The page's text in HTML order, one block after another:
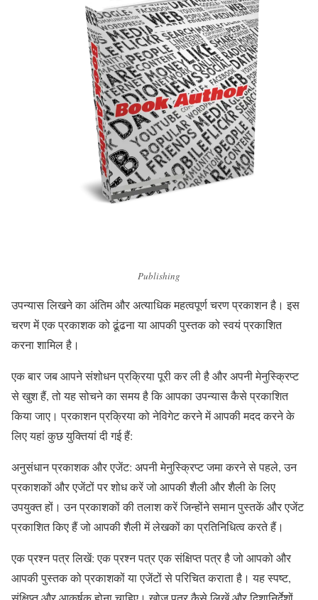
Publishing
उपन्यास लिखने का अंतिम और अत्याधिक महत्वपूर्ण चरण प्रकाशन है। इस
चरण में एक प्रकाशक को ढूंढना या आपकी पुस्तक को स्वयं प्रकाशित
करना शामिल है।
एक बार जब आपने संशोधन प्रक्रिया पूरी कर ली है और अपनी मेनुस्क्रिप्ट
से खुश हैं, तो यह सोचने का समय है कि आपका उपन्यास कैसे प्रकाशित
किया जाए। प्रकाशन प्रक्रिया को नेविगेट करने में आपकी मदद करने के
लिए यहां कुछ युक्तियां दी गई हैं:
अनुसंधान प्रकाशक और एजेंट: अपनी मेनुस्क्रिप्ट जमा करने से पहले, उन
प्रकाशकों और एजेंटों पर शोध करें जो आपकी शैली और शैली के लिए
उपयुक्त हों। उन प्रकाशकों की तलाश करें जिन्होंने समान पुस्तकें और एजेंट
प्रकाशित किए हैं जो आपकी शैली में लेखकों का प्रतिनिधित्व करते हैं।
एक प्रश्न पत्र लिखें: एक प्रश्न पत्र एक संक्षिप्त पत्र है जो आपको और
आपकी पुस्तक को प्रकाशकों या एजेंटों से परिचित कराता है। यह स्पष्ट,